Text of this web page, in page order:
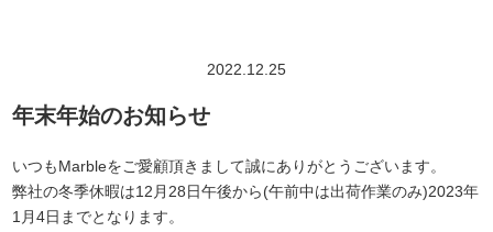
2022.12.25
年末年始のお知らせ
いつもMarbleをご愛顧頂きまして誠にありがとうございます。
弊社の冬季休暇は12月28日午後から(午前中は出荷作業のみ)2023年
1月4日 までとなります。